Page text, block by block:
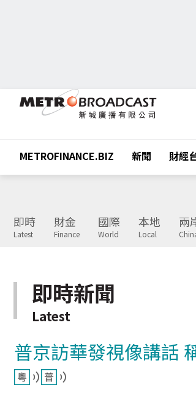
METROFINANCE.BIZ 新聞 財經
即時
Latest
財金
Finance
國際
World
本地
Local
兩
即時新聞
Latest
普京訪華發視像講話